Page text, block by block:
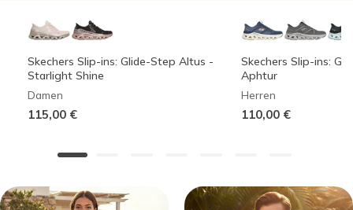
Skechers Slip-ins: Glide-Step Altus -
Starlight Shine
Damen
115,00 €
Skechers Slip-ins:
Aphtur
Herren
110,00 €